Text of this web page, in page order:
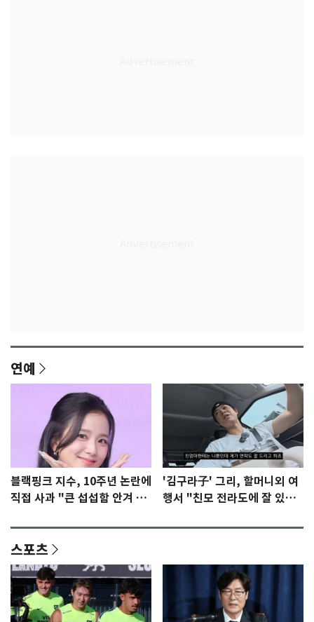
연예
블랙핑크 지수, 10주년 논란에
직접 사과 "큰 섭섭함 안겨 미
'김구라子' 그리, 할머니외 여
행서 "친모 전라도에 잘 있
스포츠